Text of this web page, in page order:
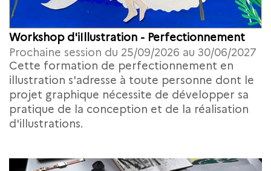
Workshop d'iIllustration - Perfectionnement
Prochaine session du 25/09/2026 au 30/06/2027
Cette formation de perfectionnement en
illustration s'adresse à toute personne dont le
projet graphique nécessite de développer sa
pratique de la conception et de la réalisation
d'illustrations.